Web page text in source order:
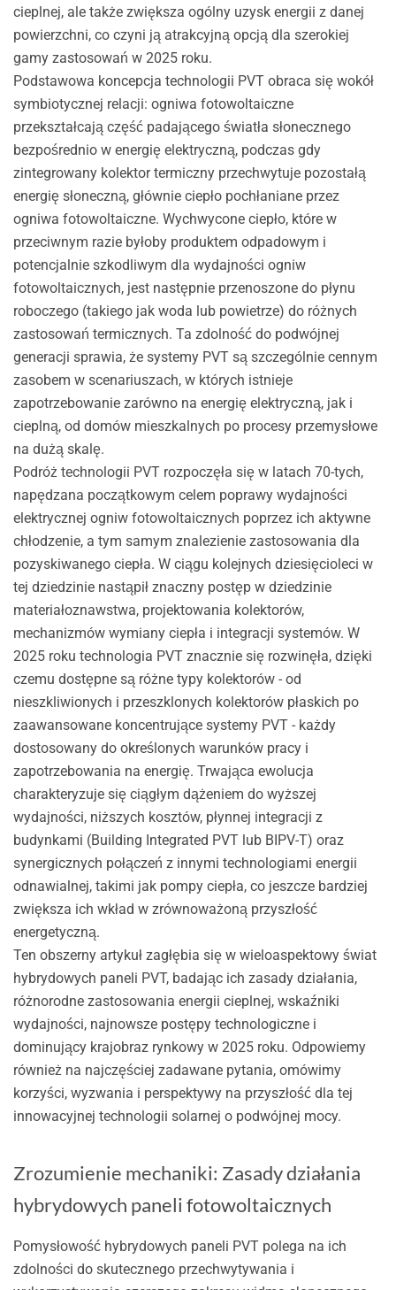
cieplnej, ale także zwiększa ogólny uzysk energii z danej
powierzchni, co czyni ją atrakcyjną opcją dla szerokiej
gamy zastosowań w 2025 roku.
Podstawowa koncepcja technologii PVT obraca się wokół
symbiotycznej relacji: ogniwa fotowoltaiczne
przekształcają część padającego światła słonecznego
bezpośrednio w energię elektryczną, podczas gdy
zintegrowany kolektor termiczny przechwytuje pozostałą
energię słoneczną, głównie ciepło pochłaniane przez
ogniwa fotowoltaiczne. Wychwycone ciepło, które w
przeciwnym razie byłoby produktem odpadowym i
potencjalnie szkodliwym dla wydajności ogniw
fotowoltaicznych, jest następnie przenoszone do płynu
roboczego (takiego jak woda lub powietrze) do różnych
zastosowań termicznych. Ta zdolność do podwójnej
generacji sprawia, że systemy PVT są szczególnie cennym
zasobem w scenariuszach, w których istnieje
zapotrzebowanie zarówno na energię elektryczną, jak i
cieplną, od domów mieszkalnych po procesy przemysłowe
na dużą skalę.
Podróż technologii PVT rozpoczęła się w latach 70-tych,
napędzana początkowym celem poprawy wydajności
elektrycznej ogniw fotowoltaicznych poprzez ich aktywne
chłodzenie, a tym samym znalezienie zastosowania dla
pozyskiwanego ciepła. W ciągu kolejnych dziesięcioleci w
tej dziedzinie nastąpił znaczny postęp w dziedzinie
materiałoznawstwa, projektowania kolektorów,
mechanizmów wymiany ciepła i integracji systemów. W
2025 roku technologia PVT znacznie się rozwinęła, dzięki
czemu dostępne są różne typy kolektorów - od
nieszkliwionych i przeszklonych kolektorów płaskich po
zaawansowane koncentrujące systemy PVT - każdy
dostosowany do określonych warunków pracy i
zapotrzebowania na energię. Trwająca ewolucja
charakteryzuje się ciągłym dążeniem do wyższej
wydajności, niższych kosztów, płynnej integracji z
budynkami (Building Integrated PVT lub BIPV-T) oraz
synergicznych połączeń z innymi technologiami energii
odnawialnej, takimi jak pompy ciepła, co jeszcze bardziej
zwiększa ich wkład w zrównoważoną przyszłość
energetyczną.
Ten obszerny artykuł zagłębia się w wieloaspektowy świat
hybrydowych paneli PVT, badając ich zasady działania,
różnorodne zastosowania energii cieplnej, wskaźniki
wydajności, najnowsze postępy technologiczne i
dominujący krajobraz rynkowy w 2025 roku. Odpowiemy
również na najczęściej zadawane pytania, omówimy
korzyści, wyzwania i perspektywy na przyszłość dla tej
innowacyjnej technologii solarnej o podwójnej mocy.
Zrozumienie mechaniki: Zasady działania
hybrydowych paneli fotowoltaicznych
Pomysłowość hybrydowych paneli PVT polega na ich
zdolności do skutecznego przechwytywania i